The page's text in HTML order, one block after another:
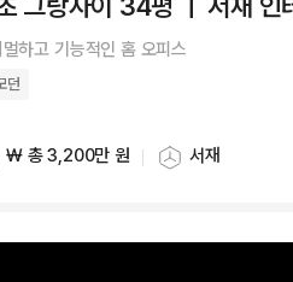
멀하고 기능적인 홈 오피스
던
링 비용
₩ 총 3,200만 원
스타일링 공간
서재